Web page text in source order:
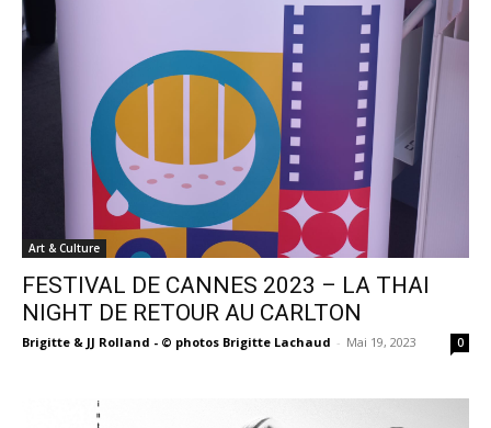
Art & Culture
FESTIVAL DE CANNES 2023 – LA THAI
NIGHT DE RETOUR AU CARLTON
Brigitte & JJ Rolland - © photos Brigitte Lachaud - Mai 19, 2023 0